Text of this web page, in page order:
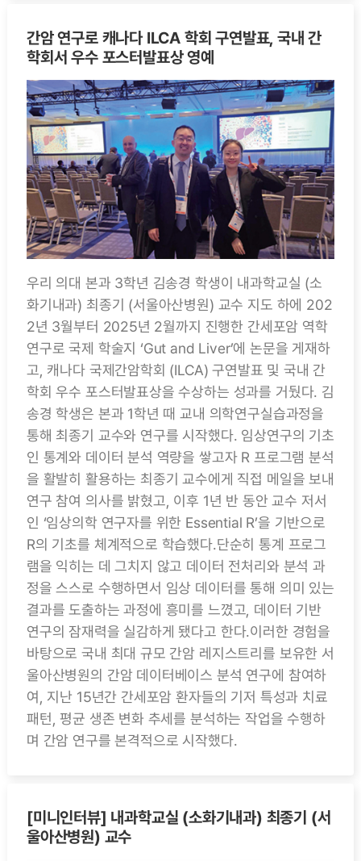
간암 연구로 캐나다 ILCA 학회 구연발표, 국내 간
학회서 우수 포스터발표상 영예
우리 의대 본과 3학년 김송경 학생이 내과학교실 (소
화기내과) 최종기 (서울아산병원) 교수 지도 하에 202
2년 3월부터 2025년 2월까지 진행한 간세포암 역학
연구로 국제 학술지 ‘Gut and Liver’에 논문을 게재하
고, 캐나다 국제간암학회 (ILCA) 구연발표 및 국내 간
학회 우수 포스터발표상을 수상하는 성과를 거뒀다. 김
송경 학생은 본과 1학년 때 교내 의학연구실습과정을
통해 최종기 교수와 연구를 시작했다. 임상연구의 기초
인 통계와 데이터 분석 역량을 쌓고자 R 프로그램 분석
을 활발히 활용하는 최종기 교수에게 직접 메일을 보내
연구 참여 의사를 밝혔고, 이후 1년 반 동안 교수 저서
인 ‘임상의학 연구자를 위한 Essential R’을 기반으로
R의 기초를 체계적으로 학습했다.단순히 통계 프로그
램을 익히는 데 그치지 않고 데이터 전처리와 분석 과
정을 스스로 수행하면서 임상 데이터를 통해 의미 있는
결과를 도출하는 과정에 흥미를 느꼈고, 데이터 기반
연구의 잠재력을 실감하게 됐다고 한다.이러한 경험을
바탕으로 국내 최대 규모 간암 레지스트리를 보유한 서
울아산병원의 간암 데이터베이스 분석 연구에 참여하
여, 지난 15년간 간세포암 환자들의 기저 특성과 치료
패턴, 평균 생존 변화 추세를 분석하는 작업을 수행하
며 간암 연구를 본격적으로 시작했다.
[미니인터뷰] 내과학교실 (소화기내과) 최종기 (서
울아산병원) 교수